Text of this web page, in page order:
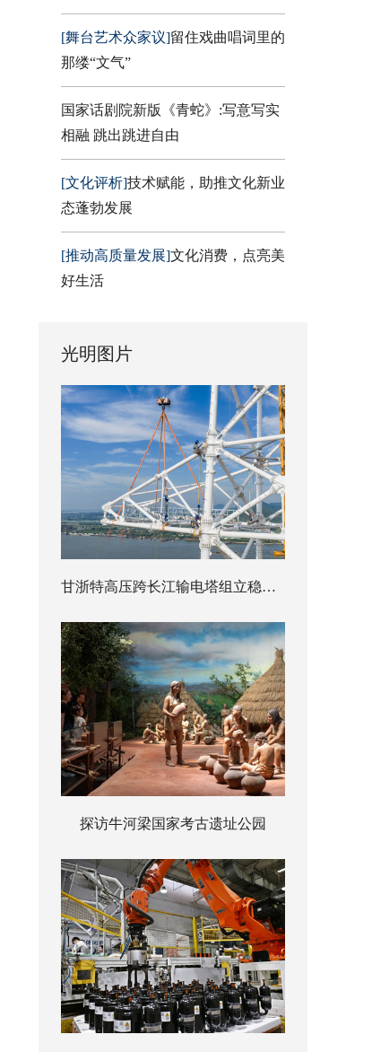
[舞台艺术众家议]留住戏曲唱词里的
那缕“文气”
国家话剧院新版《青蛇》:写意写实
相融 跳出跳进自由
[文化评析]技术赋能，助推文化新业
态蓬勃发展
[推动高质量发展]文化消费，点亮美
好生活
光明图片
甘浙特高压跨长江输电塔组立稳步推进
探访牛河梁国家考古遗址公园